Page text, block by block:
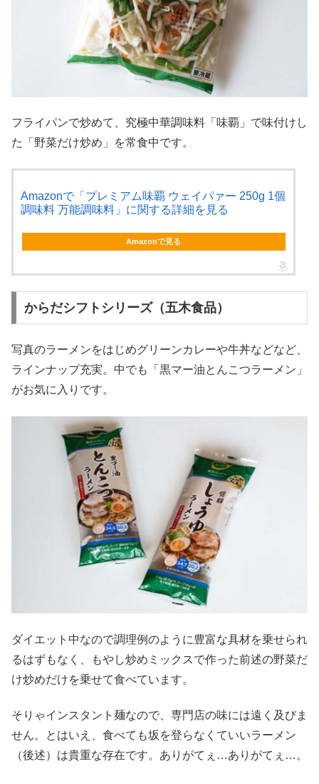
フライパンで炒めて、究極中華調味料「味覇」で味付けし
た「野菜だけ炒め」を常食中です。
Amazonで「プレミアム味覇 ウェイパァー 250g 1個
調味料 万能調味料」に関する詳細を見る
Amazonで見る
からだシフトシリーズ（五木食品）
写真のラーメンをはじめグリーンカレーや牛丼などなど、
ラインナップ充実。中でも「黒マー油とんこつラーメン」
がお気に入りです。
ダイエット中なので調理例のように豊富な具材を乗せられ
るはずもなく、もやし炒めミックスで作った前述の野菜だ
け炒めだけを乗せて食べています。
そりゃインスタント麺なので、専門店の味には遠く及びま
せん。とはいえ、食べても坂を登らなくていいラーメン
（後述）は貴重な存在です。ありがてぇ…ありがてぇ…。